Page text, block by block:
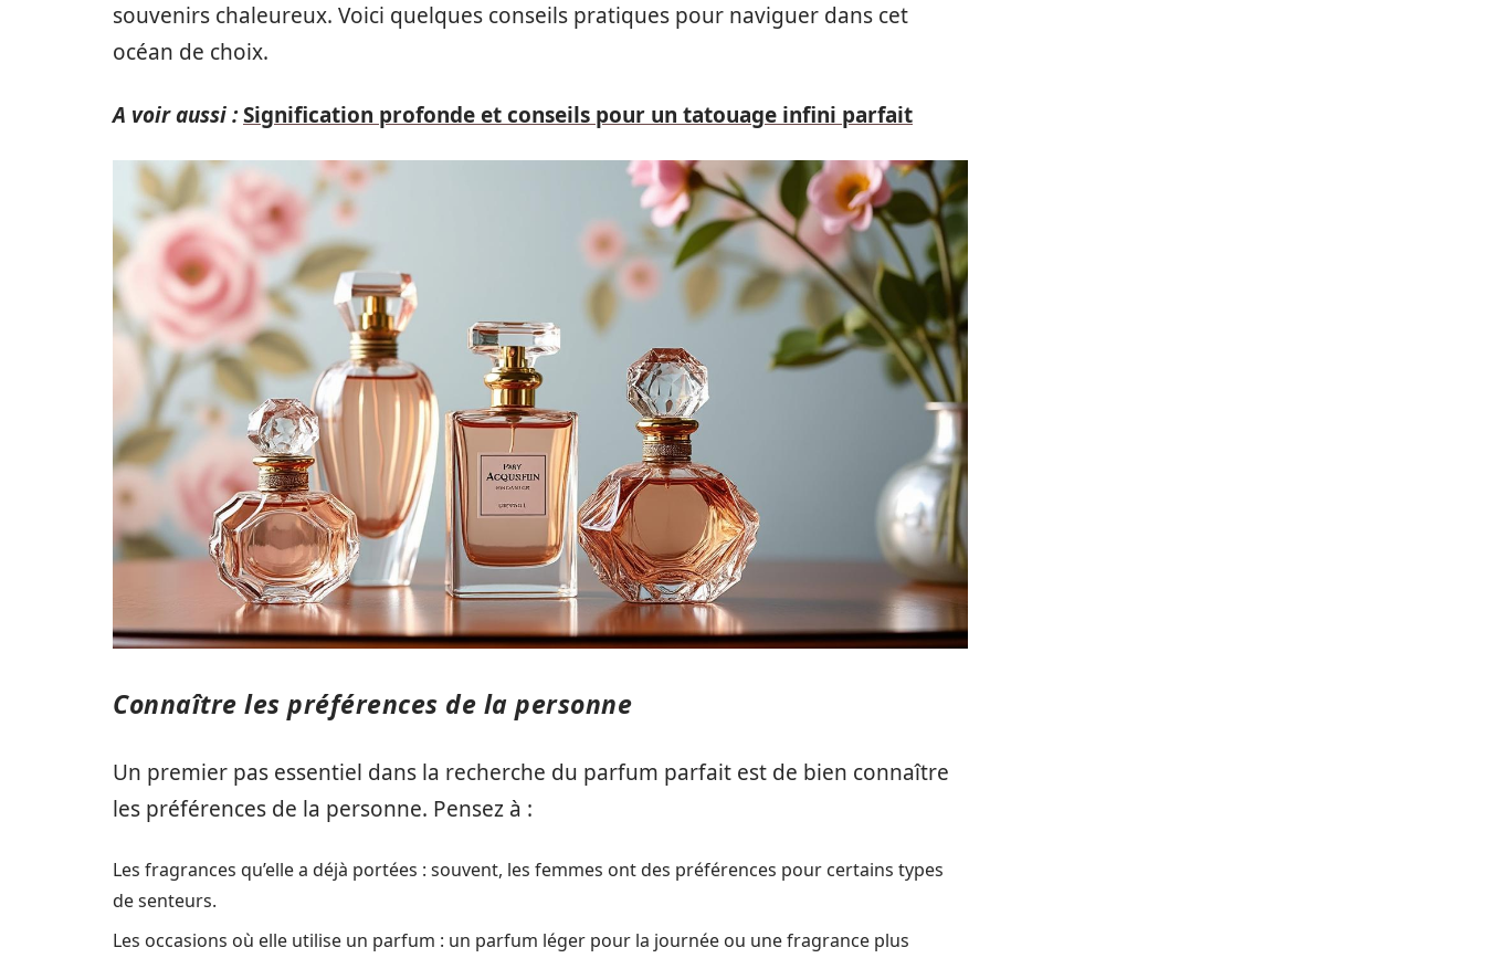
souvenirs chaleureux. Voici quelques conseils pratiques pour naviguer dans cet
océan de choix.
A voir aussi :Signification profonde et conseils pour un tatouage infini parfait
Connaître les préférences de la personne
Un premier pas essentiel dans la recherche du parfum parfait est de bien connaître
les préférences de la personne. Pensez à :
Les fragrances qu’elle a déjà portées : souvent, les femmes ont des préférences pour certains types
de senteurs.
Les occasions où elle utilise un parfum : un parfum léger pour la journée ou une fragrance plus